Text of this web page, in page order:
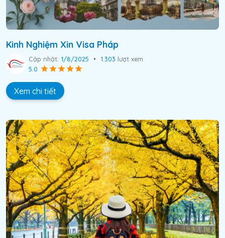
Kinh Nghiệm Xin Visa Pháp
Cập nhật: 1/8/2025 • 1.303 lượt xem
5.0
Xem chi tiết